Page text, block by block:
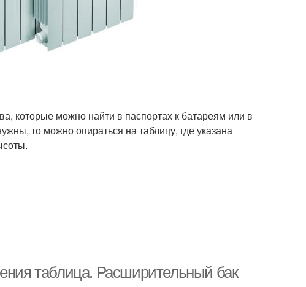
которые можно найти в паспортах к батареям или в
то можно опираться на таблицу, где указана
таблица. Расширительный бак